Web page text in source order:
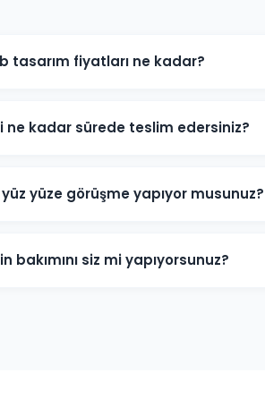
tasarım fiyatları ne kadar?
ve özel yazılım projeleri için farklı
ne kadar sürede teslim edersiniz?
Projenin kapsamına göre süre değişebilir.
yüze görüşme yapıyor musunuz?
değerlendirebiliriz.
bakımını siz mi yapıyorsunuz?